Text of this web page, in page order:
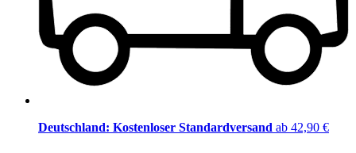
Deutschland: Kostenloser Standardversand ab 42,90 €